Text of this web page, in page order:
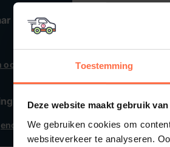
Toestemming
Deze website maakt gebruik
We gebruiken cookies om
websiteverkeer te analyseren.
een
oogkeuring
tijden
VOLGENDE